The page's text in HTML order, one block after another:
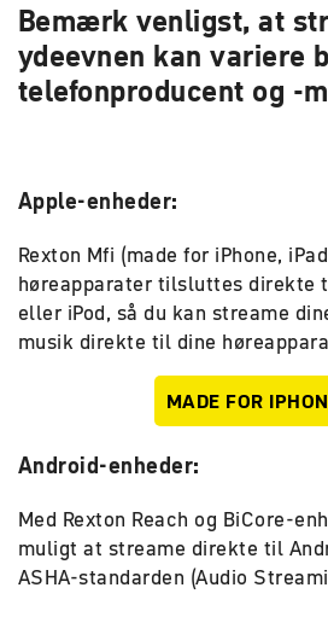
Bemærk venligst, at
ydeevnen kan variere
telefonproducent og -
Apple-enheder:
Rexton Mfi (made for iPhone,
høreapparater tilsluttes direkte
eller iPod, så du kan streame
musik direkte til dine
MADE FOR
Android-enheder:
Med Rexton Reach og BiCore-
muligt at streame direkte til
ASHA-standarden (Audio